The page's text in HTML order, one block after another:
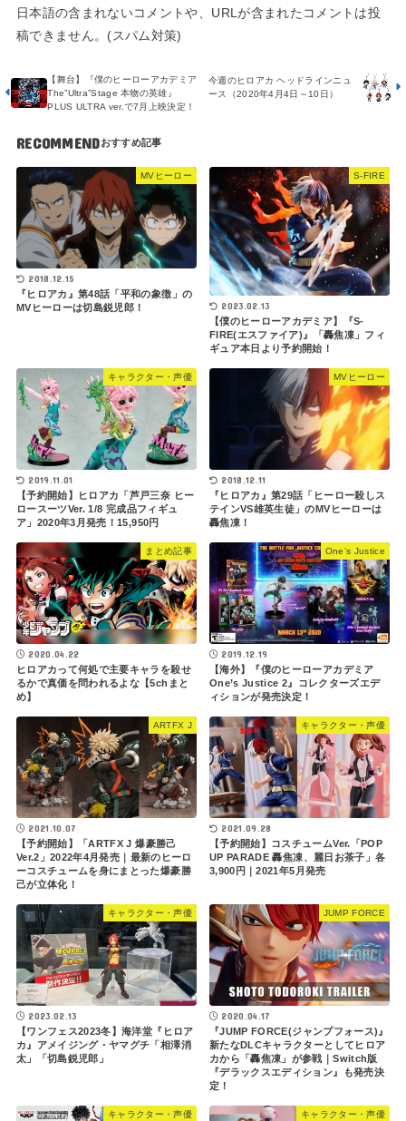
日本語の含まれないコメントや、URLが含まれたコメントは投
稿できません。(スパム対策)
今週のヒロアカ ヘッドラインニュ
ース（2020年4月4日～10日）
【舞台】『僕のヒーローアカデミア
The”Ultra”Stage 本物の英雄』
PLUS ULTRA ver.で7月上映決定！
RECOMMEND
MVヒーロー
2018.12.15
『ヒロアカ』第48話「平和の象徴」の
MVヒーローは切島鋭児郎！
S-FIRE
2023.02.13
【僕のヒーローアカデミア】『S-
FIRE(エスファイア)』「轟焦凍」フィ
ギュア本日より予約開始！
キャラクター・声優
2019.11.01
【予約開始】ヒロアカ「芦戸三奈 ヒー
ロースーツVer. 1/8 完成品フィギュ
ア」2020年3月発売！15,950円
MVヒーロー
2018.12.11
『ヒロアカ』第29話「ヒーロー殺しス
テインVS雄英生徒」のMVヒーローは
轟焦凍！
まとめ記事
2020.04.22
ヒロアカって何処で主要キャラを殺せ
るかで真価を問われるよな【5chまと
め】
One’s Justice
2019.12.19
【海外】『僕のヒーローアカデミア
One’s Justice 2』コレクターズエデ
ィションが発売決定！
ARTFX J
2021.10.07
【予約開始】「ARTFX J 爆豪勝己
Ver.2」2022年4月発売｜最新のヒーロ
ーコスチュームを身にまとった爆豪勝
己が立体化！
キャラクター・声優
2021.09.28
【予約開始】コスチュームVer.「POP
UP PARADE 轟焦凍、麗日お茶子」各
3,900円｜2021年5月発売
キャラクター・声優
2023.02.13
【ワンフェス2023冬】海洋堂『ヒロア
カ』アメイジング・ヤマグチ「相澤消
太」「切島鋭児郎」
JUMP FORCE
2020.04.17
『JUMP FORCE(ジャンプフォース)』
新たなDLCキャラクターとしてヒロア
カから「轟焦凍」が参戦｜Switch版
『デラックスエディション』も発売決
定！
キャラクター・声優 キャラクター・声優